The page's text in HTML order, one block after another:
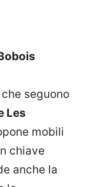
seguono
Les
mobili
chiave
anche la